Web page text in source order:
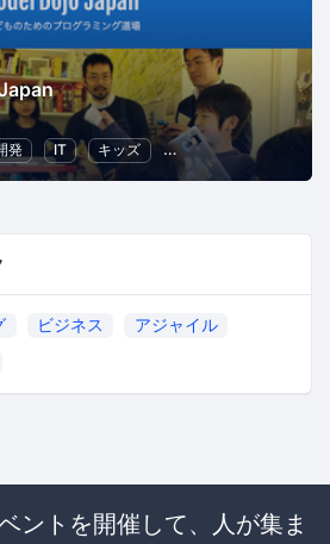
発 IT キッズ 子供向けプログラミング
ビジネス
アジャイル
ントを開催して、人が集ま